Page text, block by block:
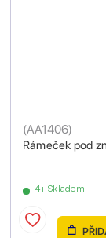
Rámeček pod
(AA1406)
4+ Skladem